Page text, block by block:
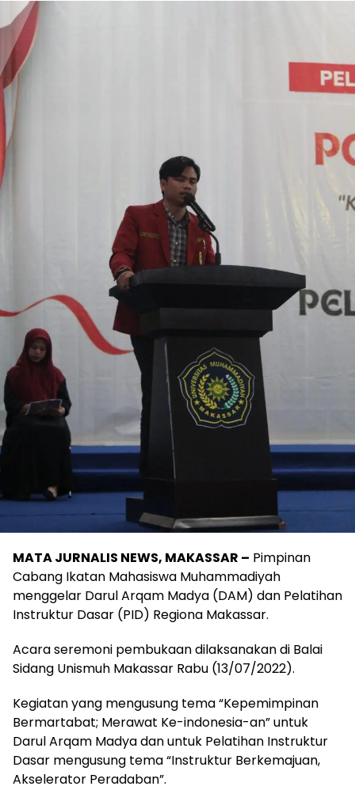
MATA JURNALIS NEWS, MAKASSAR – Pimpinan
Cabang Ikatan Mahasiswa Muhammadiyah
menggelar Darul Arqam Madya (DAM) dan Pelatihan
Instruktur Dasar (PID) Regiona Makassar.
Acara seremoni pembukaan dilaksanakan di Balai
Sidang Unismuh Makassar Rabu (13/07/2022).
Kegiatan yang mengusung tema “Kepemimpinan
Bermartabat; Merawat Ke-indonesia-an” untuk
Darul Arqam Madya dan untuk Pelatihan Instruktur
Dasar mengusung tema “Instruktur Berkemajuan,
Akselerator Peradaban”.